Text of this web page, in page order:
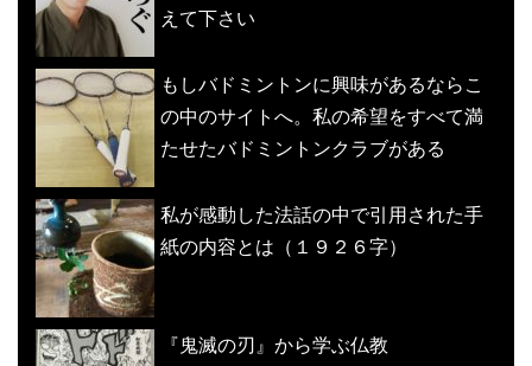
えて下さい
もしバドミントンに興味があるならこ
の中のサイトへ。私の希望をすべて満
たせたバドミントンクラブがある
私が感動した法話の中で引用された手
紙の内容とは（１９２６字）
『鬼滅の刃』から学ぶ仏教